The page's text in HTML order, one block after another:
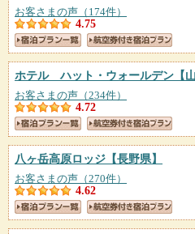
お客さまの声（174件）
4.75
ホテル ハット・ウォールデン 【
お客さまの声（234件）
4.72
八ヶ岳高原ロッジ 【長野県】
お客さまの声（270件）
4.62